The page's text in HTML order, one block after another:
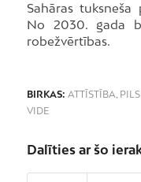
Sahāras
No 2030. gada
robežvērtības.
BIRKAS: ATTĪSTĪBA,
VIDE
Dalīties ar šo